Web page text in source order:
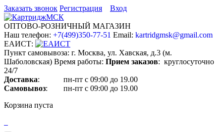
Заказать звонок Регистрация Вход
ОПТОВО-РОЗНИЧНЫЙ МАГАЗИН
Наш телефон: +7(499)350-77-51 Email: kartridgmsk@gmail.com
ЕАИСТ:
Пункт самовывоза: г. Москва, ул. Хавская, д.3 (м.
Шаболовская) Время работы: Прием заказов: круглосуточно
24/7
Доставка: пн-пт с 09:00 до 19.00
Самовывоз: пн-пт с 09:00 до 19.00
Корзина пуста